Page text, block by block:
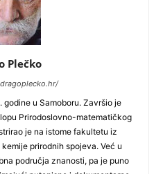
Plečko
godine u Samoboru. Završio je
Prirodoslovno-matematičkog
je na istome fakultetu iz
prirodnih spojeva. Već u
područja znanosti, pa je puno